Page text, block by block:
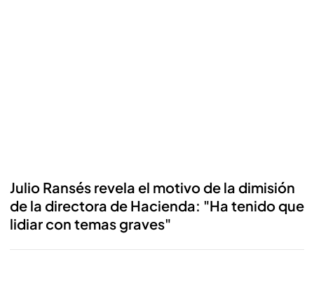
Reproducir
Julio Ransés revela el motivo de la dimisión
de la directora de Hacienda: "Ha tenido que
lidiar con temas graves"